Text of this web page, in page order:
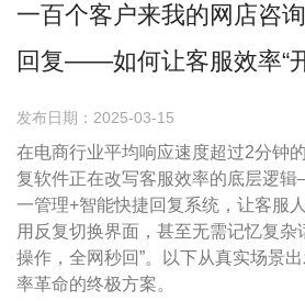
一百个客户来我的网店咨
回复——如何让客服效率“
发布日期：2025-03-15
在电商行业平均响应速度超过2分钟
复软件正在改写客服效率的底层逻
一管理+智能快捷回复系统，让客服
用反复切换界面，甚至无需记忆复杂
操作，全网秒回”。以下从真实场景
率革命的终极方案。